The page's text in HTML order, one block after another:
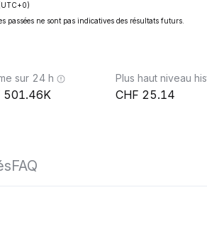
passées ne sont pas indicatives des résultats futurs.
sur 24 h
501.46K
Plus haut niveau
25.14
FAQ